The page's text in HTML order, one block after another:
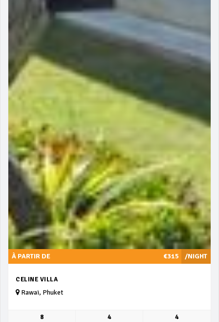
/NIGHT
À PARTIR DE €315
CELINE VILLA
Rawai, Phuket
8 4 4